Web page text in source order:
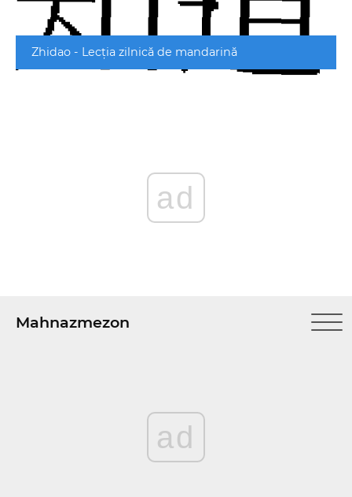
Zhidao - Lecția zilnică de mandarină
ad
Mahnazmezon
ad